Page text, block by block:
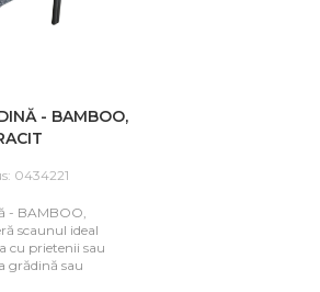
- BAMBOO,
0434221
- BAMBOO,
scaunul ideal
cu prietenii sau
grădină sau